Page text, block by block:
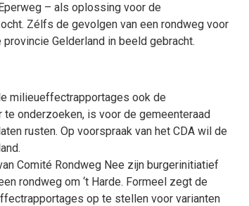
– als oplossing voor de
Zélfs de gevolgen van een rondweg voor
Gelderland in beeld gebracht.
milieueffectrapportages ook de
onderzoeken, is voor de gemeenteraad
rusten. Op voorspraak van het CDA wil de
Comité Rondweg Nee zijn burgerinitiatief
rondweg om ‘t Harde. Formeel zegt de
op te stellen voor varianten